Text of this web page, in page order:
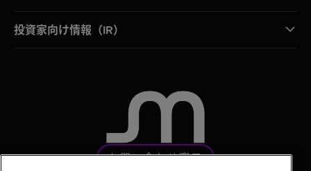
投資家向け情報（IR）
お問い合わせ窓口